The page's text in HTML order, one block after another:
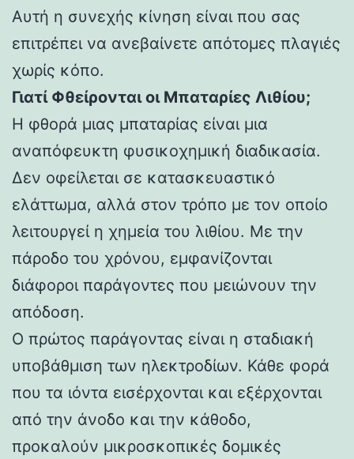
Αυτή η συνεχής κίνηση είναι που σας
επιτρέπει να ανεβαίνετε απότομες πλαγιές
χωρίς κόπο.
Γιατί Φθείρονται οι Μπαταρίες Λιθίου;
Η φθορά μιας μπαταρίας είναι μια
αναπόφευκτη φυσικοχημική διαδικασία.
Δεν οφείλεται σε κατασκευαστικό
ελάττωμα, αλλά στον τρόπο με τον οποίο
λειτουργεί η χημεία του λιθίου. Με την
πάροδο του χρόνου, εμφανίζονται
διάφοροι παράγοντες που μειώνουν την
απόδοση.
Ο πρώτος παράγοντας είναι η σταδιακή
υποβάθμιση των ηλεκτροδίων. Κάθε φορά
που τα ιόντα εισέρχονται και εξέρχονται
από την άνοδο και την κάθοδο,
προκαλούν μικροσκοπικές δομικές